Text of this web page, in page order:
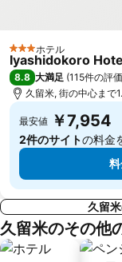
3 ホテルのランク
ホテル
Iyashidokoro
8.8 大満足 (115件の評価
久留米, 街の中心まで
最安値 ￥7,954
2件のサイトの料金
久留
久留米のその他